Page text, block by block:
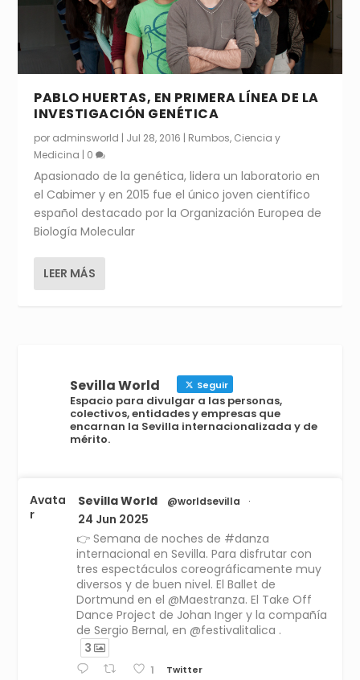
PABLO HUERTAS, EN PRIMERA LÍNEA DE LA
INVESTIGACIÓN GENÉTICA
por adminsworld | Jul 28, 2016 | Rumbos, Ciencia y
Medicina | 0
Apasionado de la genética, lidera un laboratorio en
el Cabimer y en 2015 fue el único joven científico
español destacado por la Organización Europea de
Biología Molecular
LEER MÁS
Sevilla World Seguir
Espacio para divulgar a las personas,
colectivos, entidades y empresas que
encarnan la Sevilla internacionalizada y de
mérito.
Avata
r
Sevilla World @worldsevilla ·
24 Jun 2025
👉 Semana de noches de #danza
internacional en Sevilla. Para disfrutar con
tres espectáculos coreográficamente muy
diversos y de buen nivel. El Ballet de
Dortmund en el @Maestranza. El Take Off
Dance Project de Johan Inger y la compañía
de Sergio Bernal, en @festivalitalica .
3
1 Twitter